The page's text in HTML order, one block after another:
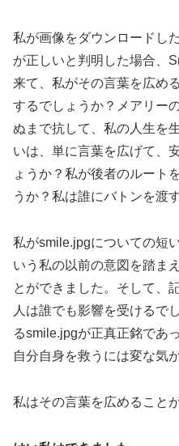
私が画像をダウンロードし
が正しいと判明した場合、
来て、私がその言葉を広め
するでしょうか？メアリー
ぬまで抗して、私の人生を
いは、単に言葉を広げて、
ょうか？私が後者のルート
うか？私は誰にバトンを渡
私がsmile.jpgについての短
いう私の以前の意図を踏ま
とができました。そして、
人は誰でも影響を受けるで
るsmile.jpgが正真正銘であ
自分自身を救うには変な気
私はその言葉を広めること